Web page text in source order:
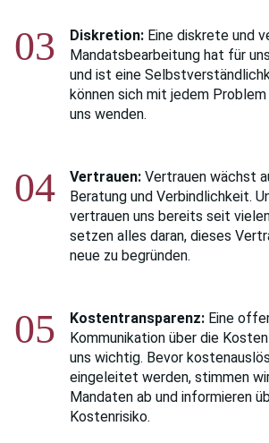
03 Diskretion: Eine diskrete und
Mandatsbearbeitung hat für
und ist eine
können sich mit jedem
uns wenden.
04 Vertrauen: Vertrauen wächst
Beratung und Verbindlichkeit.
vertrauen uns bereits seit
setzen alles daran, dieses
neue zu begründen.
05 Kostentransparenz: Eine
Kommunikation über die
uns wichtig. Bevor
eingeleitet werden, stimmen
Mandaten ab und informieren
Kostenrisiko.